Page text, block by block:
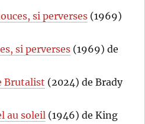
si perverses (1969)
si perverses (1969) de
Brutalist (2024) de Brady
au soleil (1946) de King